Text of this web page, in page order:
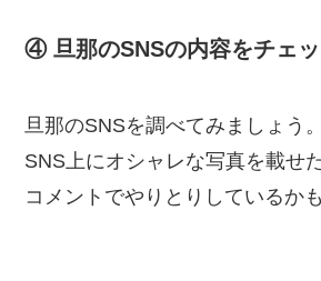
④ 旦那のSNSの内容をチェ
旦那のSNSを調べてみましょう。
SNS上にオシャレな写真を載せ
コメントでやりとりしているか